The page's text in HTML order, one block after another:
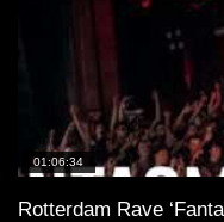
01:06:34
Rotterdam Rave